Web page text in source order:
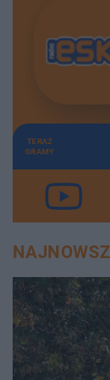
TERAZ
GRAMY